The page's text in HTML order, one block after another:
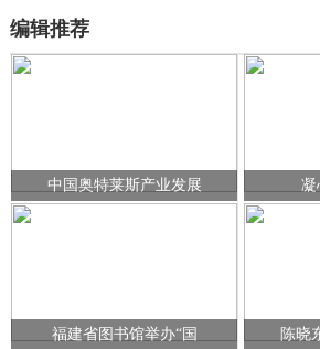
编辑推荐
中国奥特莱斯产业发展 凝
福建省图书馆举办“国 陈晓